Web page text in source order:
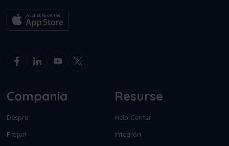
Compania
Despre
Prețuri
Resurse
Help Center
Integrări